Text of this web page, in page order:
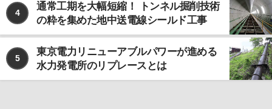
4
通常工期を大幅短縮！ トンネル掘削技術
の粋を集めた地中送電線シールド工事
5
東京電力リニューアブルパワーが進める
水力発電所のリプレースとは